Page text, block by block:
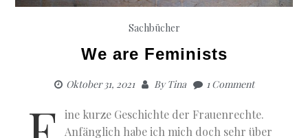
Sachbücher
We are Feminists
Oktober 31, 2021 ByTina 1 Comment
ine kurze Geschichte der Frauenrechte.
Anfänglich habe ich mich doch sehr über